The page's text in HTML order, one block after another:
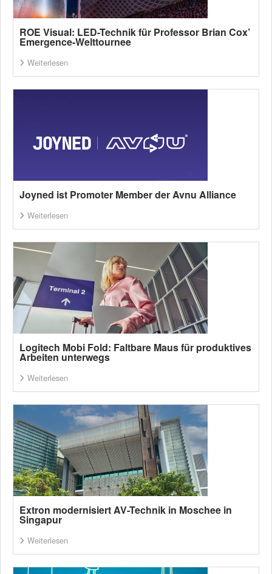
ROE Visual: LED-Technik für Professor Brian Cox’
Emergence-Welttournee
Weiterlesen
Joyned ist Promoter Member der Avnu Alliance
Weiterlesen
Logitech Mobi Fold: Faltbare Maus für produktives
Arbeiten unterwegs
Weiterlesen
Extron modernisiert AV-Technik in Moschee in
Singapur
Weiterlesen